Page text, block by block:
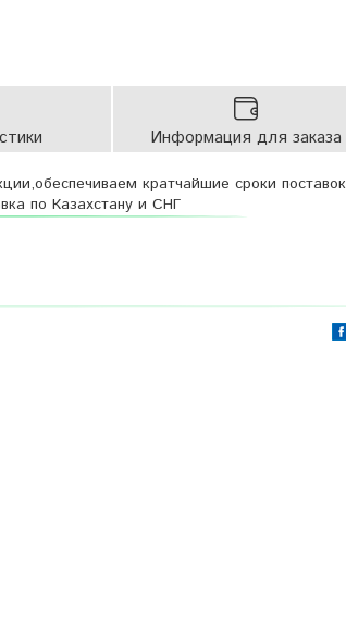
Информация для заказа
кратчайшие сроки поставок
по Казахстану и СНГ